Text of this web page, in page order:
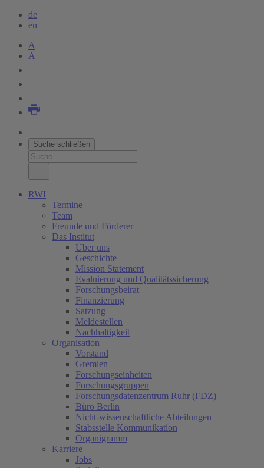
de
en
A
A
Suche schließen
RWI
Termine
Team
Freunde und Förderer
Das Institut
Über uns
Geschichte
Mission Statement
Evaluierung und Qualitätssicherung
Forschungsbeirat
Finanzierung
Satzung
Meldestellen
Nachhaltigkeit
Organisation
Vorstand
Gremien
Forschungseinheiten
Forschungsgruppen
Forschungsdatenzentrum Ruhr (FDZ)
Büro Berlin
Nicht-wissenschaftliche Abteilungen
Stabsstelle Kommunikation
Organigramm
Karriere
Jobs